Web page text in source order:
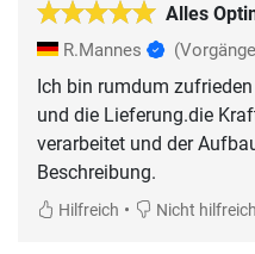
Alles
R.Mannes
Ich bin rumdum
und die Lieferung.die
verarbeitet und der
Hilfreich • Nicht hilfreich